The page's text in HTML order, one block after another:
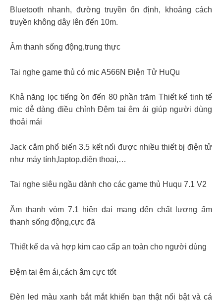
Bluetooth nhanh, đường truyền ổn định, khoảng cách
truyền không dây lên đến 10m.
Âm thanh sống động,trung thực
Tai nghe game thủ có mic A566N Điện Tử HuQu
Khả năng lọc tiếng ồn đến 80 phần trăm Thiết kế tinh tế
mic dễ dàng điều chỉnh Đệm tai êm ái giúp người dùng
thoải mái
Jack cắm phổ biến 3.5 kết nối được nhiều thiết bị điện tử
như máy tính,laptop,điện thoại,…
Tai nghe siêu ngầu dành cho các game thủ Huqu 7.1 V2
Âm thanh vòm 7.1 hiện đại mang đến chất lượng ấm
thanh sống động,cực đã
Thiết kế da và hợp kim cao cấp an toàn cho người dùng
Đệm tai êm ái,cách âm cực tốt
Đèn led màu xanh bắt mắt khiến bạn thật nổi bật và cá